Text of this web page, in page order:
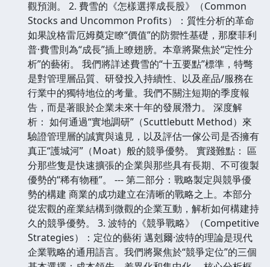
觀預測。 2. 費雪的《怎樣選擇成長股》（Common
Stocks and Uncommon Profits）：質性分析的革命
如果說格雷厄姆奠定瞭“價值”的防禦性基礎，那麼菲利
普·費雪則為“成長”插上瞭翅膀。本章將聚焦於“定性分
析”的藝術。 我們將詳述費雪的“十五要點”標準，特彆
是對管理層品質、研發投入持續性、以及産品/服務在
行業中的獨特地位的考量。我們不關注短期的季度報
告，而是著眼於企業未來十年的發展潛力。 深度解
析： 如何通過“實地調研”（Scuttlebutt Method）來
驗證管理層的誠實與遠見，以及評估一傢公司是否擁有
真正“護城河”（Moat）般的競爭優勢。 實踐難點： 區
分那些隻是快速擴張的企業與那些具有長期、不可復製
優勢的“稀有物種”。 --- 第二部分：戰略製定與競爭優
勢的構建 商業的成功建立在清晰的戰略之上。本部分
從宏觀的産業結構到微觀的企業互動，解析如何構建持
久的競爭優勢。 3. 波特的《競爭戰略》（Competitive
Strategies）：定位的藝術 邁剋爾·波特的理論是現代
企業戰略的通用語言。我們將聚焦於“競爭定位”的三個